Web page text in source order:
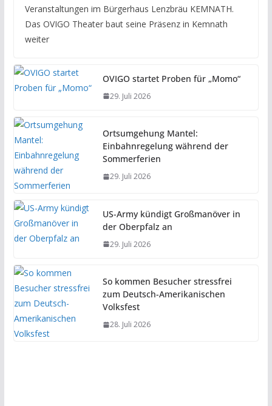
Veranstaltungen im Bürgerhaus Lenzbräu KEMNATH.
Das OVIGO Theater baut seine Präsenz in Kemnath
weiter
OVIGO startet Proben für „Momo“
29. Juli 2026
Ortsumgehung Mantel:
Einbahnregelung während der
Sommerferien
29. Juli 2026
US-Army kündigt Großmanöver in
der Oberpfalz an
29. Juli 2026
So kommen Besucher stressfrei
zum Deutsch-Amerikanischen
Volksfest
28. Juli 2026